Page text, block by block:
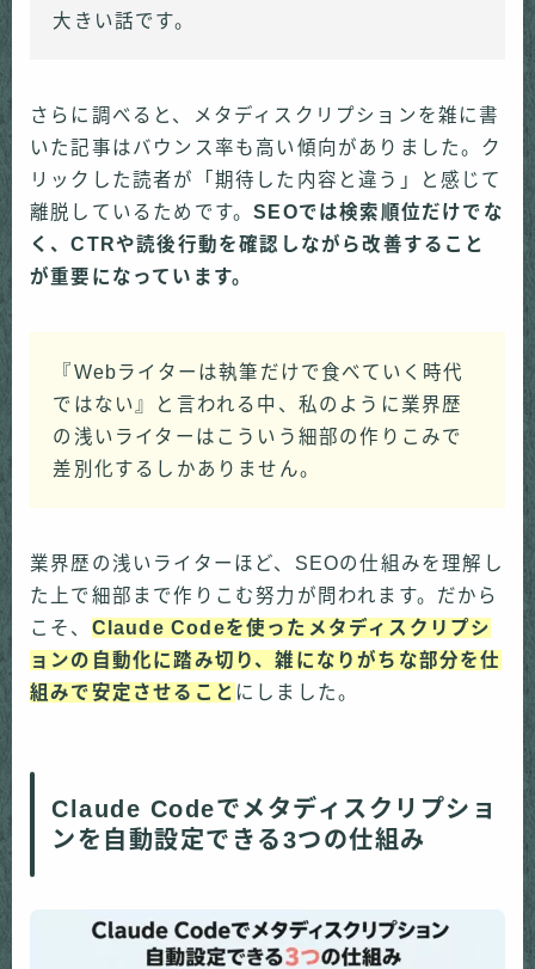
大きい話です。
さらに調べると、メタディスクリプションを雑に書
いた記事はバウンス率も高い傾向がありました。ク
リックした読者が「期待した内容と違う」と感じて
離脱しているためです。SEOでは検索順位だけでな
く、CTRや読後行動を確認しながら改善すること
が重要になっています。
『Webライターは執筆だけで食べていく時代
ではない』と言われる中、私のように業界歴
の浅いライターはこういう細部の作りこみで
差別化するしかありません。
業界歴の浅いライターほど、SEOの仕組みを理解し
た上で細部まで作りこむ努力が問われます。だから
こそ、 Claude Codeを使ったメタディスクリプシ
ョンの自動化に踏み切り、雑になりがちな部分を仕
組みで安定させること にしました。
Claude Codeでメタディスクリプショ
ンを自動設定できる3つの仕組み